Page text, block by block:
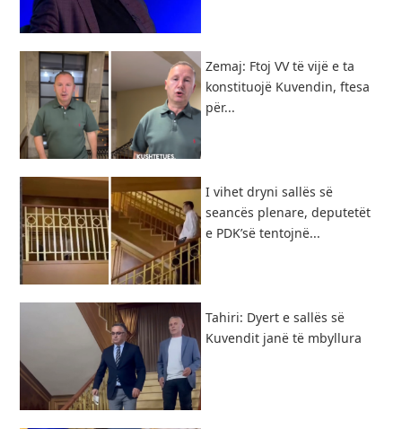
Zemaj: Ftoj VV të vijë e ta
konstituojë Kuvendin, ftesa
për...
I vihet dryni sallës së
seancës plenare, deputetët
e PDK’së tentojnë...
Tahiri: Dyert e sallës së
Kuvendit janë të mbyllura